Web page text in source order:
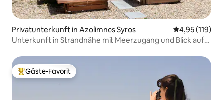
Privatunterkunft in Azolimnos Syros
4,95 (119)
Unterkunft in Strandnähe mit Meerzugang und Blick auf
Beliebter Gäste-Favorit.
Gäste-Favorit